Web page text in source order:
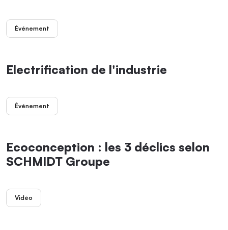
Événement
Electrification de l'industrie
Événement
Ecoconception : les 3 déclics selon
SCHMIDT Groupe
Vidéo